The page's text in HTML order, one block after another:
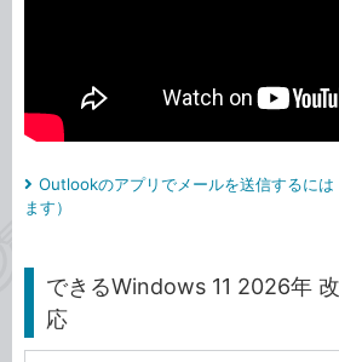
Outlookのアプリでメールを送信するに
ます）
できるWindows 11 2026年
応